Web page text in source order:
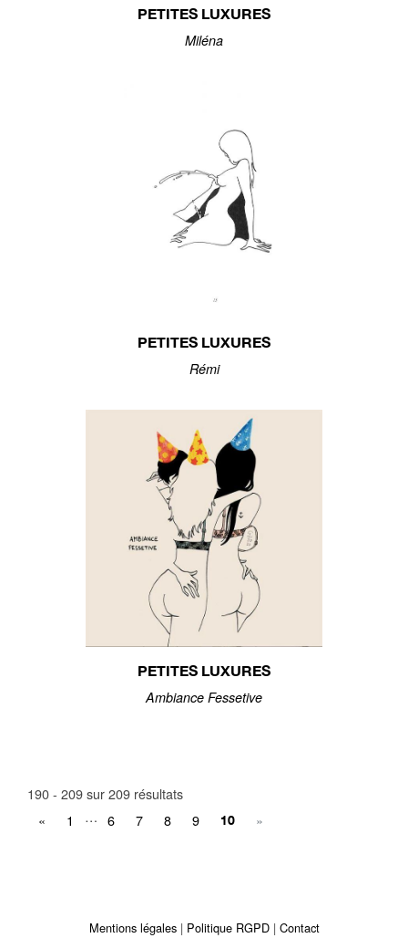
PETITES LUXURES
Miléna
PETITES LUXURES
Rémi
PETITES LUXURES
Ambiance Fessetive
190 - 209 sur 209 résultats
«
1 … 6 7 8 9 10 »
Mentions légales Politique RGPD Contact